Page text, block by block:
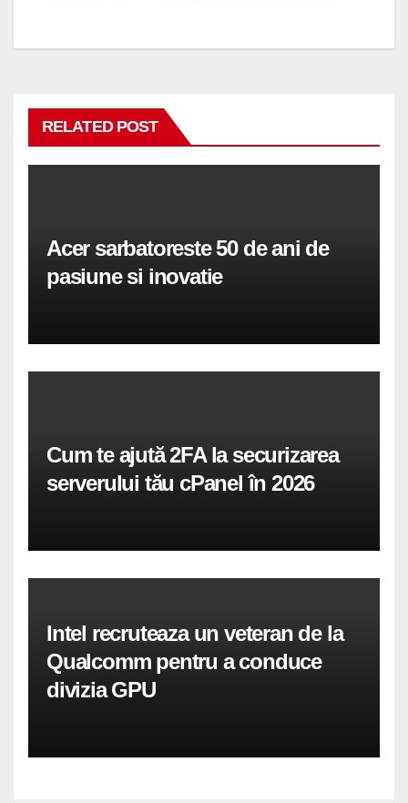
articole
RELATED POST
Acer sarbatoreste 50 de ani de
pasiune si inovatie
Cum te ajută 2FA la securizarea
serverului tău cPanel în 2026
Intel recruteaza un veteran de la
Qualcomm pentru a conduce
divizia GPU